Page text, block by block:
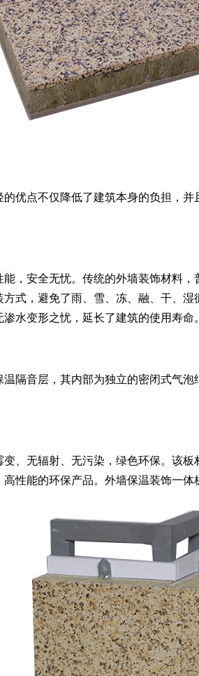
优点不仅降低了建筑本身的负担，
，安全无忧。传统的外墙装饰材料
式，避免了雨、雪、冻、融、干、
水变形之忧，延长了建筑的使用寿命。
隔音层，其内部为独立的密闭式气
、无辐射、无污染，绿色环保。该
性能的环保产品。外墙保温装饰一